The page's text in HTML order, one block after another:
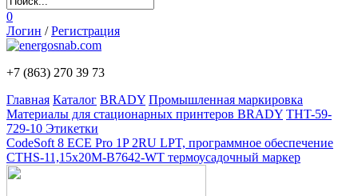
0
Логин /Регистрация
+7 (863) 270 39 73
Главная Каталог BRADY Промышленная маркировка
Материалы для стационарных принтеров BRADY THT-59-
729-10 Этикетки
CodeSoft 8 ECE Pro 1P 2RU LPT, программное обеспечение
CTHS-11,15x20M-B7642-WT термоусадочный маркер